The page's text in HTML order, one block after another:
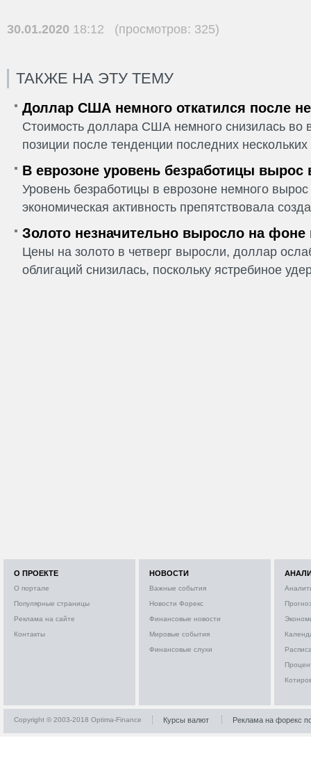
30.01.2020 18:12 (просмотров: 325)
ТАКЖЕ НА ЭТУ ТЕМУ
Доллар США немного откатился после
Стоимость доллара США немного снизилась во
позиции после тенденции последних
В еврозоне уровень безработицы вырос
Уровень безработицы в еврозоне немного
экономическая активность препятствовала
Золото незначительно выросло на фоне
Цены на золото в четверг выросли, доллар
облигаций снизилась, поскольку ястребиное
О ПРОЕКТЕ
О портале
Популярные страницы
Реклама на сайте
Контакты
НОВОСТИ
Важные события
Новости Форекс
Финансовые новости
Мировые события
Финансовые слухи
Copyright © 2003-2018 Optima-Finance Курсы валют Реклама на форекс